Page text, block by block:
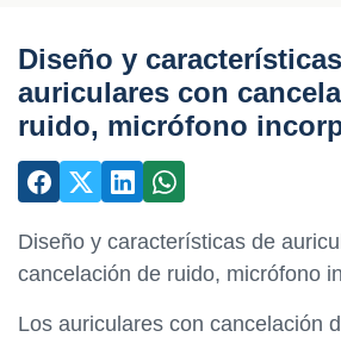
Diseño y
auriculares con
ruido, micrófono
Diseño y características de
cancelación de ruido, micrófono
Los auriculares con cancelación